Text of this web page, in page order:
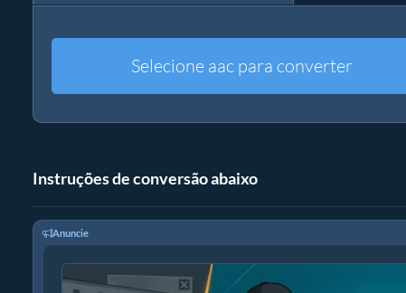
Selecione aac para converter
Instruções de conversão abaixo
Anuncie